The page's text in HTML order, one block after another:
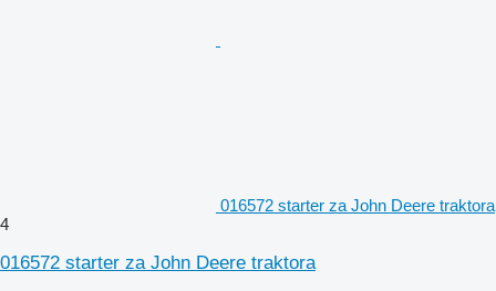
016572 starter za John Deere traktora
4
016572 starter za John Deere traktora